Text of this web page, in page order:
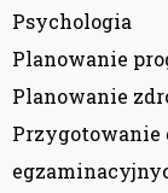
Psychologia
Planowanie
Planowanie
Przygotowanie